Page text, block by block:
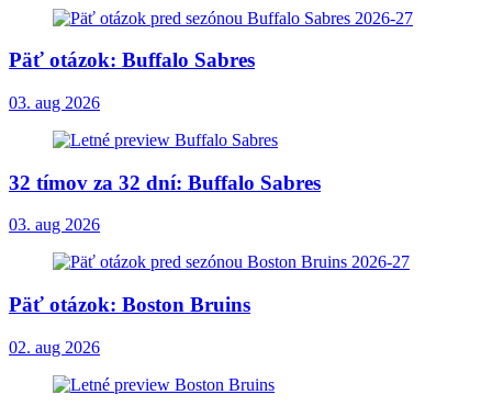
Päť otázok: Buffalo Sabres
03. aug 2026
32 tímov za 32 dní: Buffalo Sabres
03. aug 2026
Päť otázok: Boston Bruins
02. aug 2026